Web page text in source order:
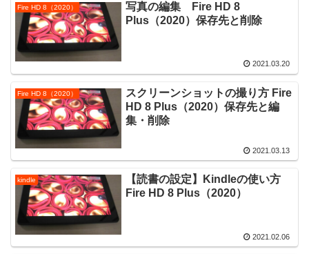
Fire HD 8（2020）
写真の編集 Fire HD 8
Plus（2020）保存先と削除
2021.03.20
Fire HD 8（2020）
スクリーンショットの撮り方 Fire
HD 8 Plus（2020）保存先と編
集・削除
2021.03.13
kindle
【読書の設定】Kindleの使い方
Fire HD 8 Plus（2020）
2021.02.06